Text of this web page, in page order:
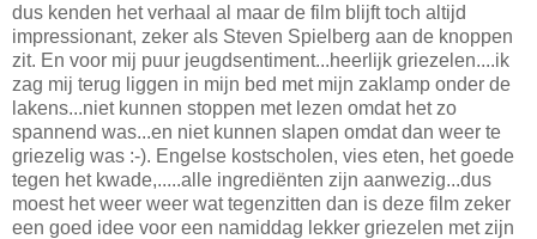
dus kenden het verhaal al maar de film blijft toch altijd
impressionant, zeker als Steven Spielberg aan de knoppen
zit. En voor mij puur jeugdsentiment...heerlijk griezelen....ik
zag mij terug liggen in mijn bed met mijn zaklamp onder de
lakens...niet kunnen stoppen met lezen omdat het zo
spannend was...en niet kunnen slapen omdat dan weer te
griezelig was :-). Engelse kostscholen, vies eten, het goede
tegen het kwade,.....alle ingrediënten zijn aanwezig...dus
moest het weer weer wat tegenzitten dan is deze film zeker
een goed idee voor een namiddag lekker griezelen met zijn